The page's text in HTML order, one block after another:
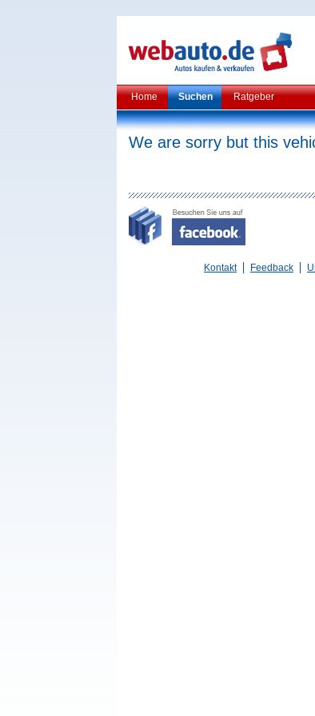
Home Suchen Ratgeber
We are sorry but this
Kontakt
Feedback